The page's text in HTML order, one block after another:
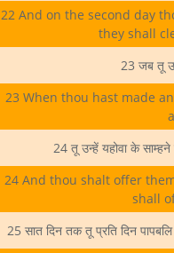
22 And on the second day
they shall
23 जब तू
23 When thou hast made
24 तू उन्हें यहोवा के
24 And thou shalt offer
shall
25 सात दिन तक तू प्रति दिन